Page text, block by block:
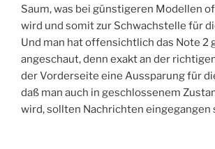
Saum, was bei günstigeren Modellen
wird und somit zur Schwachstelle für
Und man hat offensichtlich das Note 2
angeschaut, denn exakt an der
der Vorderseite eine Aussparung für
daß man auch in geschlossenem
wird, sollten Nachrichten eingegangen